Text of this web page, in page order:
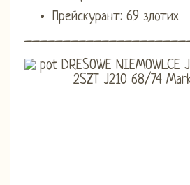
Прейскурант: 69 злотих